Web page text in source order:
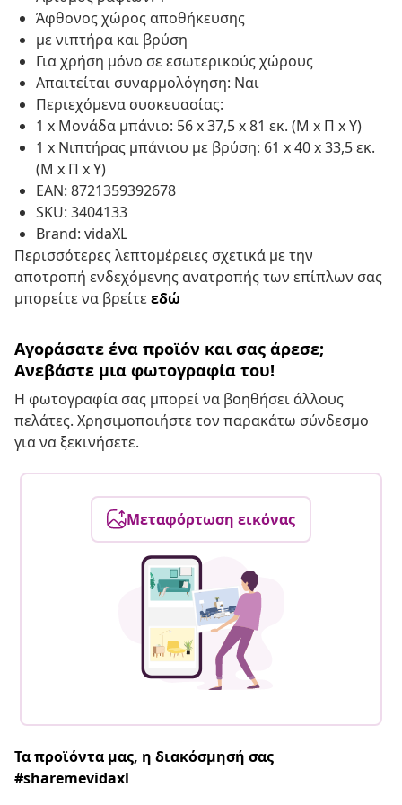
Άφθονος χώρος αποθήκευσης
με νιπτήρα και βρύση
Για χρήση μόνο σε εσωτερικούς χώρους
Απαιτείται συναρμολόγηση: Ναι
Περιεχόμενα συσκευασίας:
1 x Μονάδα μπάνιο: 56 x 37,5 x 81 εκ. (Μ x Π x Υ)
1 x Νιπτήρας μπάνιου με βρύση: 61 x 40 x 33,5 εκ.
(Μ x Π x Υ)
EAN: 8721359392678
SKU: 3404133
Brand: vidaXL
Περισσότερες λεπτομέρειες σχετικά με την
αποτροπή ενδεχόμενης ανατροπής των επίπλων σας
μπορείτε να βρείτεεδώ
Αγοράσατε ένα προϊόν και σας άρεσε;
Ανεβάστε μια φωτογραφία του!
Η φωτογραφία σας μπορεί να βοηθήσει άλλους
πελάτες. Χρησιμοποιήστε τον παρακάτω σύνδεσμο
για να ξεκινήσετε.
Μεταφόρτωση εικόνας
Τα προϊόντα μας, η διακόσμησή σας
#sharemevidaxl